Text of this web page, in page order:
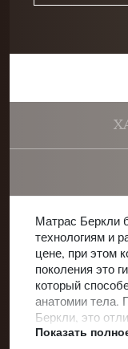
Матрас Беркли
технологиям и
цене, при этом
поколения это
который
анатомии тела.
Беркли, это
Показать